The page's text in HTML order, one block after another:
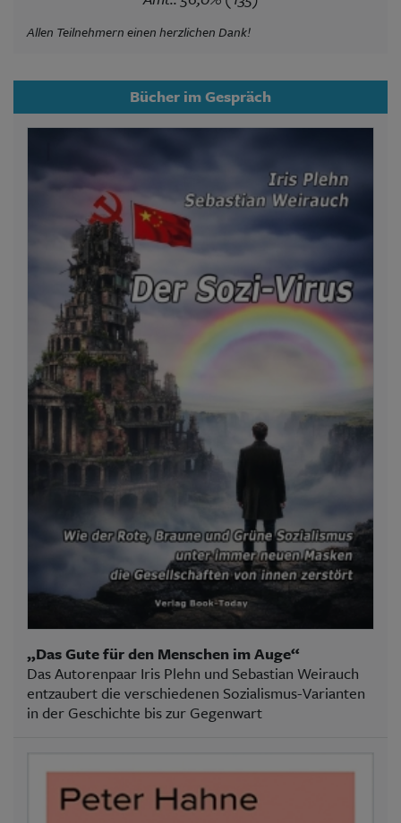
Allen Teilnehmern einen herzlichen Dank!
Bücher im Gespräch
„Das Gute für den Menschen im Auge“
Das Autorenpaar Iris Plehn und Sebastian Weirauch
entzaubert die verschiedenen Sozialismus-Varianten
in der Geschichte bis zur Gegenwart